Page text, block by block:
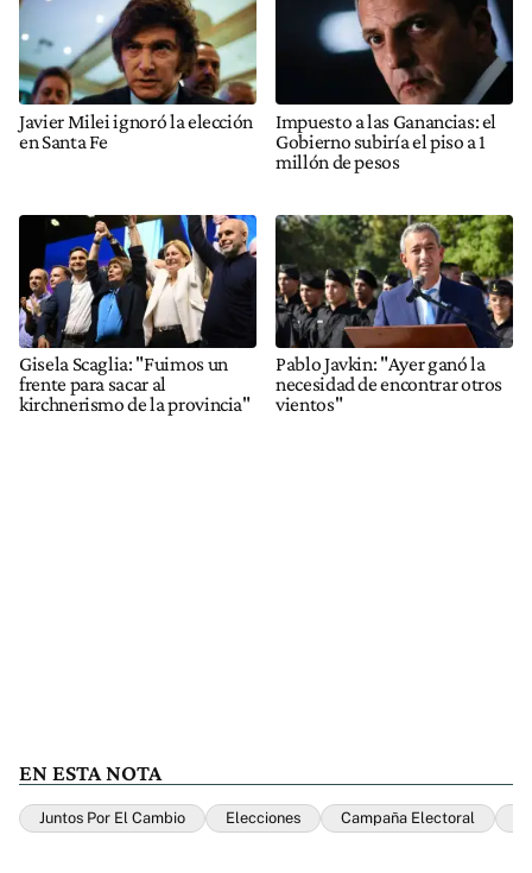
Javier Milei ignoró la elección
en Santa Fe
Impuesto a las Ganancias: el
Gobierno subiría el piso a 1
millón de pesos
Gisela Scaglia: "Fuimos un
frente para sacar al
kirchnerismo de la provincia"
Pablo Javkin: "Ayer ganó la
necesidad de encontrar otros
vientos"
EN ESTA NOTA
Juntos Por El Cambio Elecciones Campaña Electoral